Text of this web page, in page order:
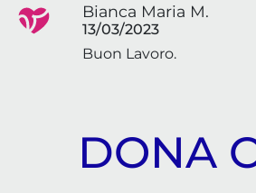
Bianca Maria M.
13/03/2023
Buon Lavoro.
DONA